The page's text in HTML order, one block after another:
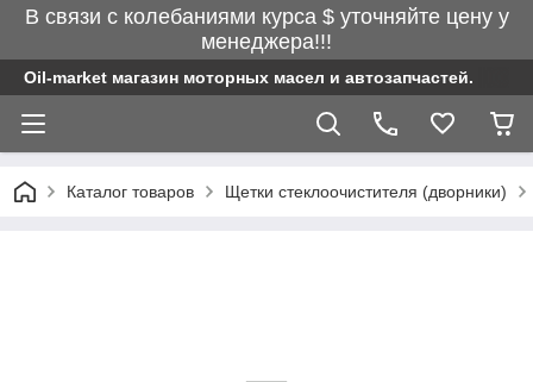
В связи с колебаниями курса $ уточняйте цену у
менеджера!!!
Oil-market магазин моторных масел и автозапчастей.
Каталог товаров Щетки стеклоочистителя (дворники)